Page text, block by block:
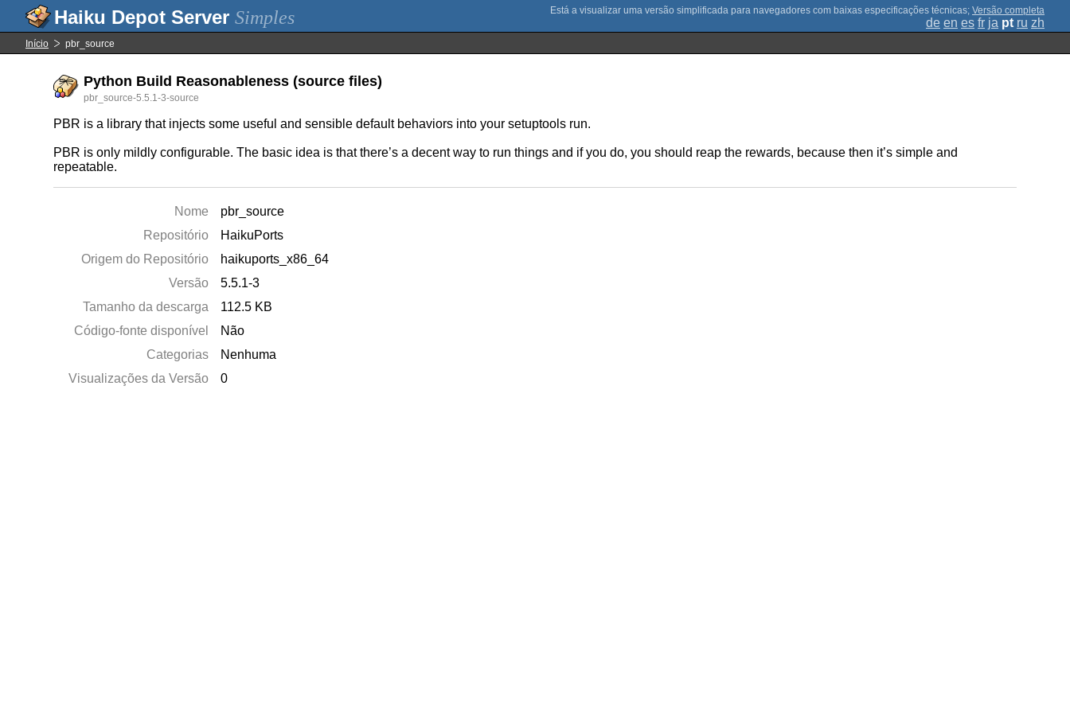
Simples ; Versão completa
de en es fr ja pt ru zh
Início pbr_source
Python Build Reasonableness (source files)
pbr_source-5.5.1-3-source
PBR is a library that injects some useful and sensible default behaviors into your setuptools run.
PBR is only mildly configurable. The basic idea is that there’s a decent way to run things and if you do, you should reap the rewards, because then it’s simple and
repeatable.
Nome
pbr_source
Repositório
HaikuPorts
Origem do Repositório
haikuports_x86_64
Versão
5.5.1-3
Tamanho da descarga
112.5 KB
Código-fonte disponível
Não
Categorias
Nenhuma
Visualizações da Versão
0